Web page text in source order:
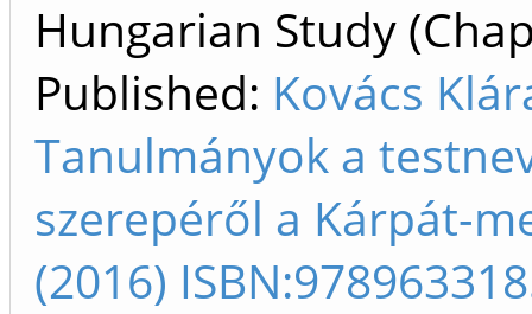
Hungarian Study
Published: Kovács
Tanulmányok a
szerepéről a Kárpát-
(2016)